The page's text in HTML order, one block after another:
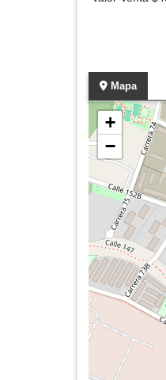
Mapa
+
−